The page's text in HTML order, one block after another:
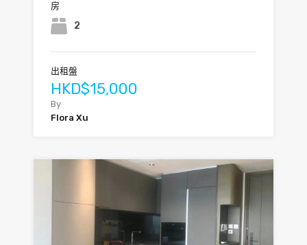
房
2
出租盤
HKD$15,000
By
Flora Xu